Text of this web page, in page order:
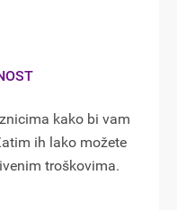
kako bi vam
ih lako možete
troškovima.